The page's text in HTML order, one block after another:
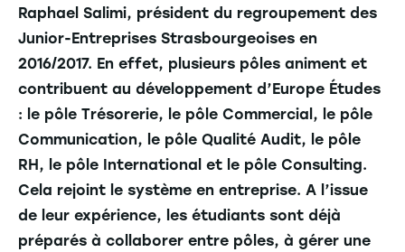
Raphael Salimi, président du regroupement des
Junior-Entreprises Strasbourgeoises en
2016/2017. En effet, plusieurs pôles animent et
contribuent au développement d’Europe Études
: le pôle Trésorerie, le pôle Commercial, le pôle
Communication, le pôle Qualité Audit, le pôle
RH, le pôle International et le pôle Consulting.
Cela rejoint le système en entreprise. A l’issue
de leur expérience, les étudiants sont déjà
préparés à collaborer entre pôles, à gérer une